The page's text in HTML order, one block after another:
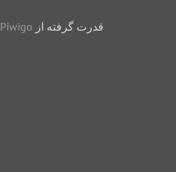
قدرت گرفته از Piwigo